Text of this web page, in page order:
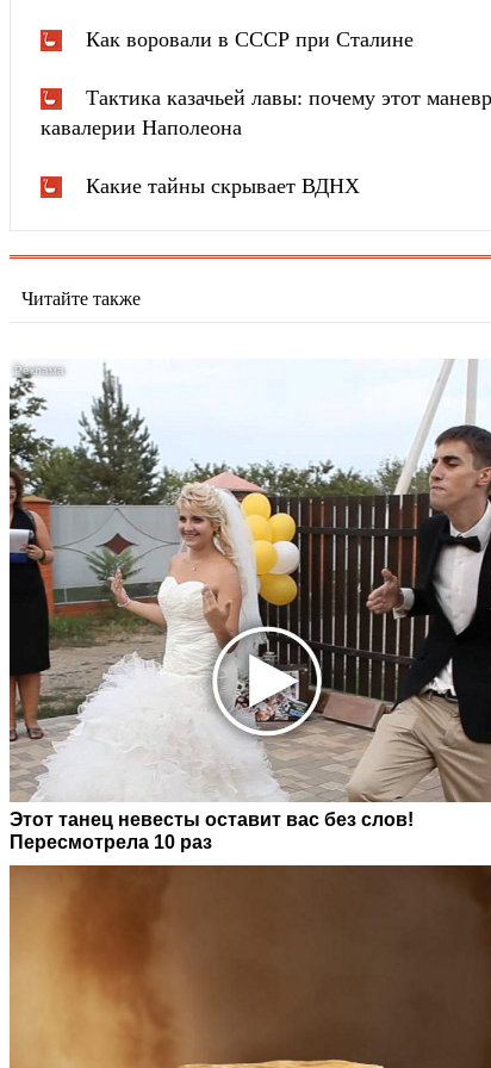
Как воровали в СССР при Сталине
Тактика казачьей лавы: почему этот
кавалерии Наполеона
Какие тайны скрывает ВДНХ
Читайте также
Этот танец невесты оставит вас без слов!
Пересмотрела 10 раз